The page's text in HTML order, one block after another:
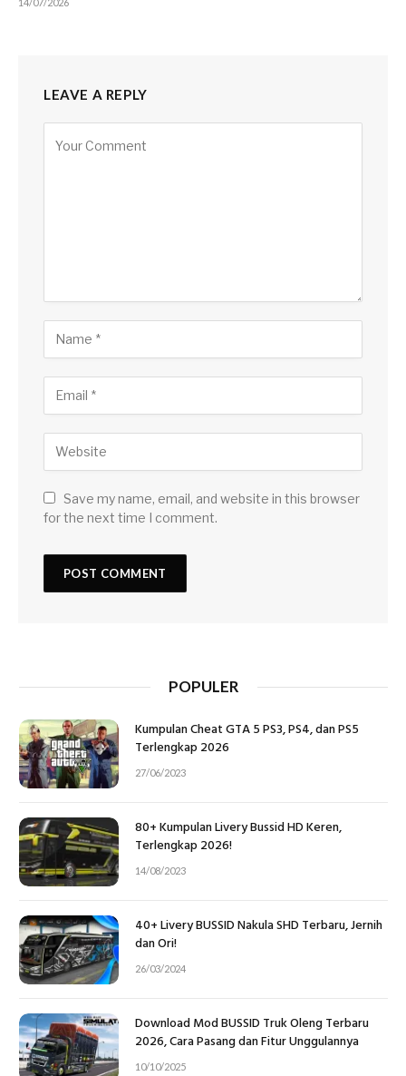
LEAVE A REPLY
Save my name, email, and website in this browser
for the next time I comment.
POPULER
Kumpulan Cheat GTA 5 PS3, PS4, dan PS5
Terlengkap 2026
27/06/2023
80+ Kumpulan Livery Bussid HD Keren,
Terlengkap 2026!
14/08/2023
40+ Livery BUSSID Nakula SHD Terbaru, Jernih
dan Ori!
26/03/2024
Download Mod BUSSID Truk Oleng Terbaru
2026, Cara Pasang dan Fitur Unggulannya
10/10/2025